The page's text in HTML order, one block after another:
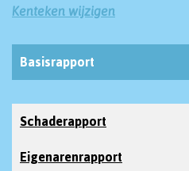
Kenteken wijzigen
Basisrapport
Schaderapport
Eigenarenrapport